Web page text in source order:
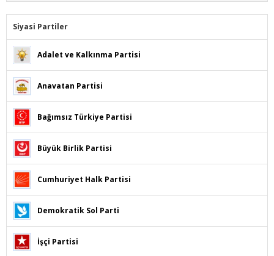
Siyasi Partiler
Adalet ve Kalkınma Partisi
Anavatan Partisi
Bağımsız Türkiye Partisi
Büyük Birlik Partisi
Cumhuriyet Halk Partisi
Demokratik Sol Parti
İşçi Partisi